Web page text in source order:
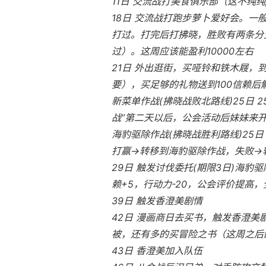
18日 交流战打跑步萝卜爱好会。一
打过。打完后打拂晓，胜败有两条
过）。这周应该能盈利10000左右
21日 外出逛街，买哑铃和铁木屐，
要），买足够的礼物送到100信赖
新菜单作战(拂晓战败北路线)25日
战”第二天以后，公会活动后妹妹来
海豹驱除作战(拂晓战胜利路线)25
打赢→转移到海豹驱除作战，失败→
29日 触发讨伐委托(期限3日)海豹
赖+5，行动力-20，公会评价提高
39日 触发香澄美剧情
42日 漫画商日去买书，触发香澄美
被，还有多的买冒险之书（这周之
43日 香澄美加入队伍